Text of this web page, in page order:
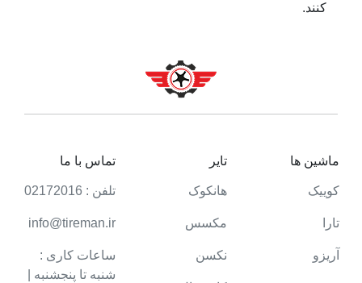
کنند.
ماشین ها
کوییک
تارا
آریزو
تایر
هانکوک
مکسس
نکسن
تماس با ما
تلفن : 02172016
info@tireman.ir
ساعات کاری :
شنبه تا پنجشنبه |